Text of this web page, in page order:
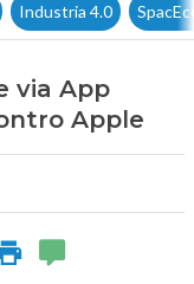
Industria 4.0
via App
Apple